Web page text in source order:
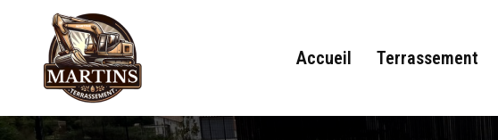
principal
Accueil Terrassement